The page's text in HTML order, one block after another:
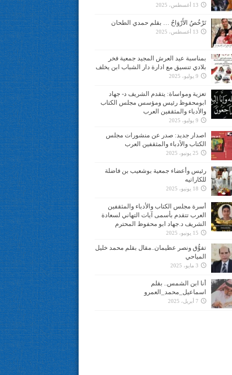
13 أغسطس، 2025
تَرْخُصُ الأَرْوَاحُ … بقلم حمدي الطحان
13 أغسطس، 2025
بمناسبة عيد العرش المجيد جمعية فخر
بلادي تنسيق مع ادارة دار الشباب ابن يخلف
9 يوليو، 2025
تعزية ومواساة: يتقدم الشريف د- جهاد
ابومحفوظ رئيس ومؤسس مجلس الكتاب
والأدباء والمثقفين العرب
9 يوليو، 2025
اصدار جديد: صدر عن منشورات مجلس
الكتاب والأدباء والمثقفين العرب
25 يونيو، 2025
رئيس وأعضاء جمعية بوشعيب بن فاضلة
للكاراتيه
18 يونيو، 2025
أسرة مجلس الكتاب والأدباء والمثقفين
العرب تتقدم بأسمى آيات التهاني لسعادة
الشريف د.جهاد ابو محفوظ المحترم
15 يونيو، 2025
تفوُّق ونصر عظيمان..مقال بقلم محمد خليل
المياحي
3 مايو، 2025
أنا ابن الشمس.. بقلم
اسماعيل_محمد_العمرو
7 أبريل، 2025